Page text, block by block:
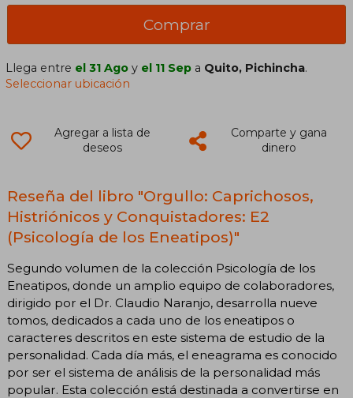
Comprar
Llega entre el 31 Ago y el 11 Sep a Quito, Pichincha.
Seleccionar ubicación
Agregar a lista de
deseos
Comparte y gana
dinero
Reseña del libro "Orgullo: Caprichosos,
Histriónicos y Conquistadores: E2
(Psicología de los Eneatipos)"
Segundo volumen de la colección Psicología de los
Eneatipos, donde un amplio equipo de colaboradores,
dirigido por el Dr. Claudio Naranjo, desarrolla nueve
tomos, dedicados a cada uno de los eneatipos o
caracteres descritos en este sistema de estudio de la
personalidad. Cada día más, el eneagrama es conocido
por ser el sistema de análisis de la personalidad más
popular. Esta colección está destinada a convertirse en